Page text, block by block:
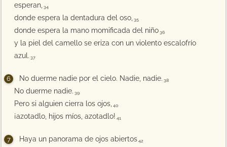
esperan, 34
donde espera la dentadura del oso, 35
donde espera la mano momificada del niño 36
y la piel del camello se eriza con un violento escalofrío
azul. 37
No duerme nadie por el cielo. Nadie, nadie. 38
No duerme nadie. 39
Pero si alguien cierra los ojos, 40
¡azotadlo, hijos míos, azotadlo! 41
Haya un panorama de ojos abiertos 42